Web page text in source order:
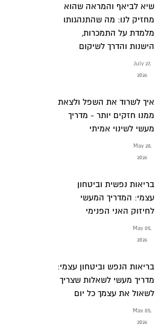
שיא לביאף והמראה שהוא
מחזיק לנו: מה שהתנהגותו
מלמדת על התמכרות,
הישנות והדרך לשיקום
July 27,
2026
איך לשרוד את השפל ולצאת
ממנו חזקים יותר - מדריך
מעשי לשינוי אמיתי
May 20,
2026
בריאות נפשית וביטחון
עצמי: המדריך המעשי
לחיזוק האני הפנימי
May 05,
2026
בריאות הנפש וביטחון עצמי:
מדריך מעשי לשאלות שצריך
לשאול את עצמך כל יום
May 05,
2026